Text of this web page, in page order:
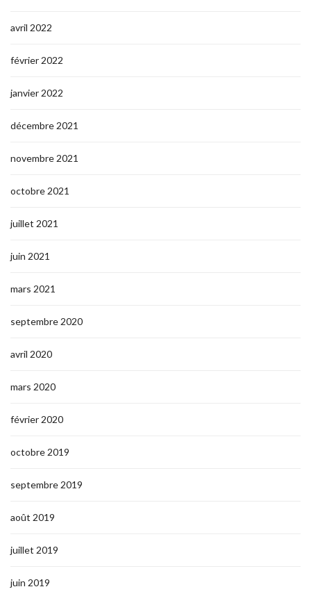
avril 2022
février 2022
janvier 2022
décembre 2021
novembre 2021
octobre 2021
juillet 2021
juin 2021
mars 2021
septembre 2020
avril 2020
mars 2020
février 2020
octobre 2019
septembre 2019
août 2019
juillet 2019
juin 2019